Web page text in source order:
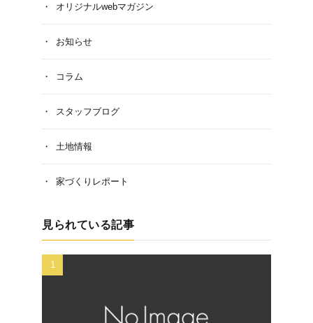
オリジナルwebマガジン
お知らせ
コラム
スタッフブログ
土地情報
家づくりレポート
見られている記事